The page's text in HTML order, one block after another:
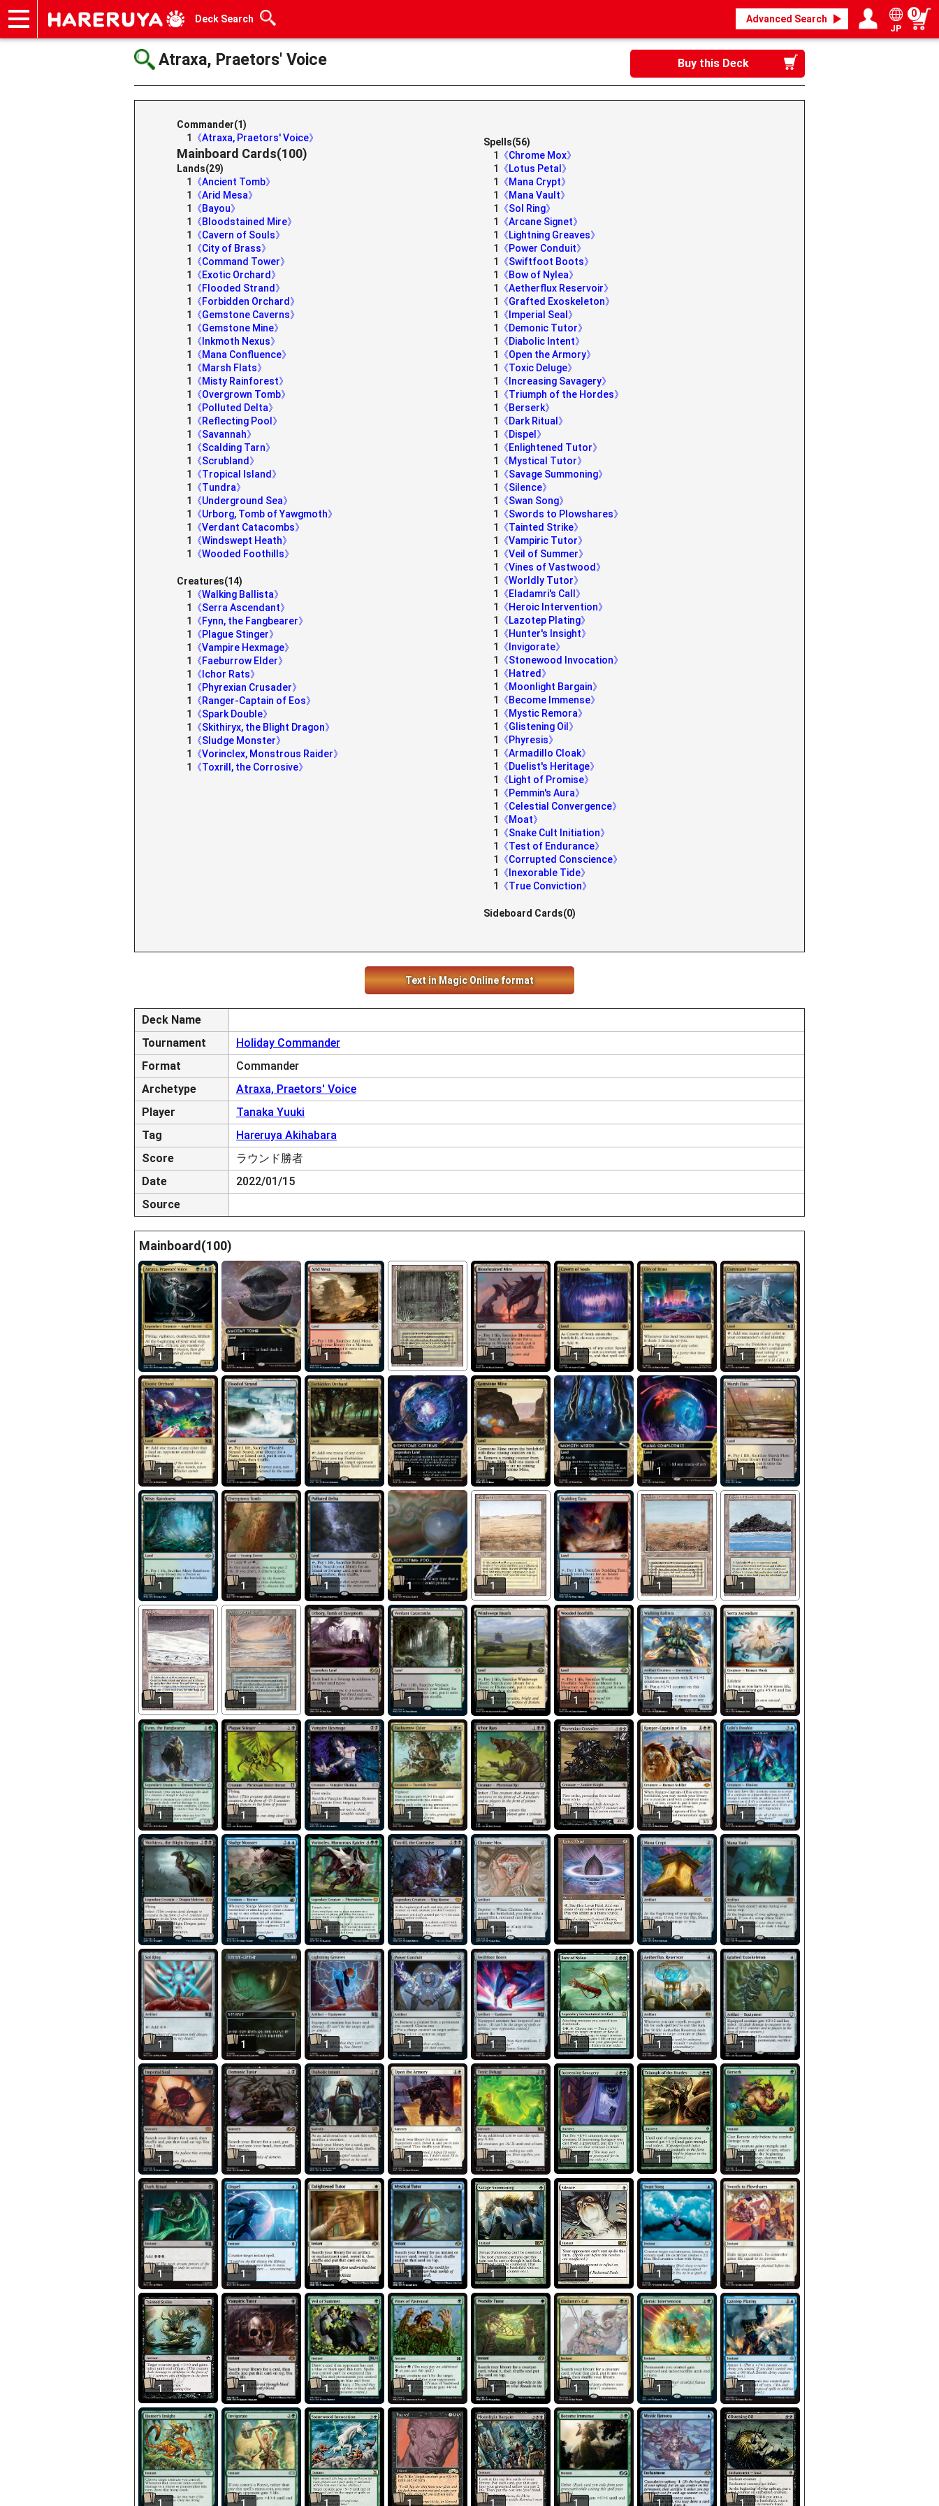
Deck Search Advanced Search
Login / Register
My page
JP
0
Atraxa, Praetors' Voice Buy this Deck
Commander(1)
1
《Atraxa, Praetors' Voice》
Mainboard Cards(100)
Lands(29)
1
《Ancient Tomb》
1
《Arid Mesa》
1
《Bayou》
1
《Bloodstained Mire》
1
《Cavern of Souls》
1
《City of Brass》
1
《Command Tower》
1
《Exotic Orchard》
1
《Flooded Strand》
1
《Forbidden Orchard》
1
《Gemstone Caverns》
1
《Gemstone Mine》
1
《Inkmoth Nexus》
1
《Mana Confluence》
1
《Marsh Flats》
1
《Misty Rainforest》
1
《Overgrown Tomb》
1
《Polluted Delta》
1
《Reflecting Pool》
1
《Savannah》
1
《Scalding Tarn》
1
《Scrubland》
1
《Tropical Island》
1
《Tundra》
1
《Underground Sea》
1
《Urborg, Tomb of Yawgmoth》
1
《Verdant Catacombs》
1
《Windswept Heath》
1
《Wooded Foothills》
Creatures(14)
1
《Walking Ballista》
1
《Serra Ascendant》
1
《Fynn, the Fangbearer》
1
《Plague Stinger》
1
《Vampire Hexmage》
1
《Faeburrow Elder》
1
《Ichor Rats》
1
《Phyrexian Crusader》
1
《Ranger-Captain of Eos》
1
《Spark Double》
1
《Skithiryx, the Blight Dragon》
1
《Sludge Monster》
1
《Vorinclex, Monstrous Raider》
1
《Toxrill, the Corrosive》
Spells(56)
1
《Chrome Mox》
1
《Lotus Petal》
1
《Mana Crypt》
1
《Mana Vault》
1
《Sol Ring》
1
《Arcane Signet》
1
《Lightning Greaves》
1
《Power Conduit》
1
《Swiftfoot Boots》
1
《Bow of Nylea》
1
《Aetherflux Reservoir》
1
《Grafted Exoskeleton》
1
《Imperial Seal》
1
《Demonic Tutor》
1
《Diabolic Intent》
1
《Open the Armory》
1
《Toxic Deluge》
1
《Increasing Savagery》
1
《Triumph of the Hordes》
1
《Berserk》
1
《Dark Ritual》
1
《Dispel》
1
《Enlightened Tutor》
1
《Mystical Tutor》
1
《Savage Summoning》
1
《Silence》
1
《Swan Song》
1
《Swords to Plowshares》
1
《Tainted Strike》
1
《Vampiric Tutor》
1
《Veil of Summer》
1
《Vines of Vastwood》
1
《Worldly Tutor》
1
《Eladamri's Call》
1
《Heroic Intervention》
1
《Lazotep Plating》
1
《Hunter's Insight》
1
《Invigorate》
1
《Stonewood Invocation》
1
《Hatred》
1
《Moonlight Bargain》
1
《Become Immense》
1
《Mystic Remora》
1
《Glistening Oil》
1
《Phyresis》
1
《Armadillo Cloak》
1
《Duelist's Heritage》
1
《Light of Promise》
1
《Pemmin's Aura》
1
《Celestial Convergence》
1
《Moat》
1
《Snake Cult Initiation》
1
《Test of Endurance》
1
《Corrupted Conscience》
1
《Inexorable Tide》
1
《True Conviction》
Sideboard Cards(0)
Text in Magic Online format
Deck Name
Tournament
Holiday Commander
Format
Commander
Archetype
Atraxa, Praetors' Voice
Player
Tanaka Yuuki
Tag
Hareruya Akihabara
Score
ラウンド勝者
Date
2022/01/15
Source
Mainboard(100)
1 1 1 1 1 1 1 1
1 1 1 1 1 1 1 1
1 1 1 1 1 1 1 1
1 1 1 1 1 1 1 1
1 1 1 1 1 1 1 1
1 1 1 1 1 1 1 1
1 1 1 1 1 1 1 1
1 1 1 1 1 1 1 1
1 1 1 1 1 1 1 1
1 1 1 1 1 1 1 1
1 1 1 1 1 1 1 1